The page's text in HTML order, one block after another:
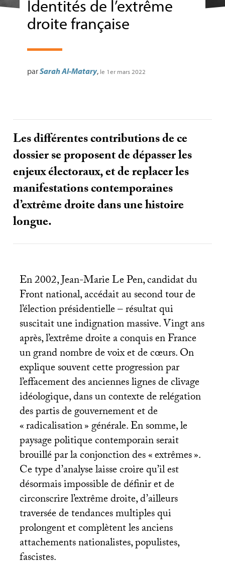
Identités de l’extrême
droite française
parSarah Al-Matary, le 1er mars 2022
Les différentes contributions de ce
dossier se proposent de dépasser les
enjeux électoraux, et de replacer les
manifestations contemporaines
d’extrême droite dans une histoire
longue.
En 2002, Jean-Marie Le Pen, candidat du
Front national, accédait au second tour de
l’élection présidentielle – résultat qui
suscitait une indignation massive. Vingt ans
après, l’extrême droite a conquis en France
un grand nombre de voix et de cœurs. On
explique souvent cette progression par
l’effacement des anciennes lignes de clivage
idéologique, dans un contexte de relégation
des partis de gouvernement et de
«radicalisation» générale. En somme, le
paysage politique contemporain serait
brouillé par la conjonction des «extrêmes».
Ce type d’analyse laisse croire qu’il est
désormais impossible de définir et de
circonscrire l’extrême droite, d’ailleurs
traversée de tendances multiples qui
prolongent et complètent les anciens
attachements nationalistes, populistes,
fascistes.